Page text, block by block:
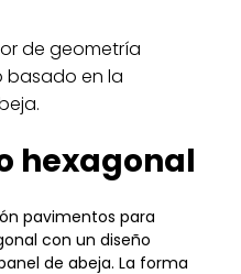
de geometría
basado en la
hexagonal
pavimentos para
con un diseño
de abeja. La forma